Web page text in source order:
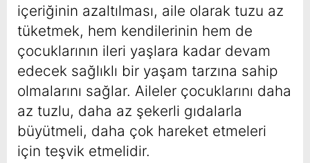
içeriğinin azaltılması, aile olarak tuzu az
tüketmek, hem kendilerinin hem de
çocuklarının ileri yaşlara kadar devam
edecek sağlıklı bir yaşam tarzına sahip
olmalarını sağlar. Aileler çocuklarını daha
az tuzlu, daha az şekerli gıdalarla
büyütmeli, daha çok hareket etmeleri
için teşvik etmelidir.